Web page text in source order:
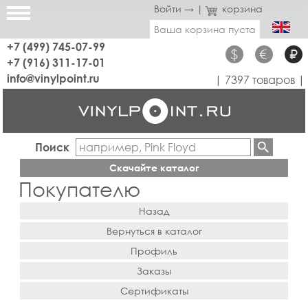
Войти → |
корзина
Ваша корзина пуста
+7 (499) 745-07-99
+7 (916) 311-17-01
$ € ₽
info@vinylpoint.ru | 7397 товаров |
Поиск
Скачайте каталог
Покупателю
Назад
Вернуться в каталог
Профиль
Заказы
Сертификаты